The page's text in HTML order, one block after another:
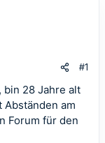
#1
bin 28 Jahre alt
am
Forum für den